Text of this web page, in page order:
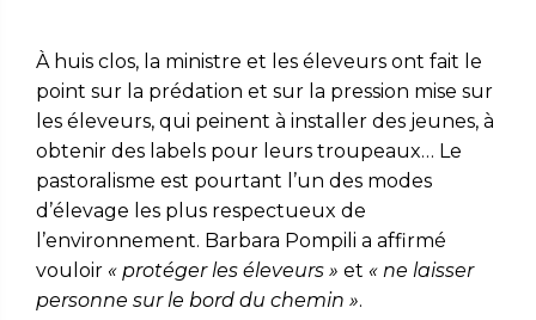
À huis clos, la ministre et les éleveurs ont fait le
point sur la prédation et sur la pression mise sur
les éleveurs, qui peinent à installer des jeunes, à
obtenir des labels pour leurs troupeaux… Le
pastoralisme est pourtant l’un des modes
d’élevage les plus respectueux de
l’environnement. Barbara Pompili a affirmé
vouloir « protéger les éleveurs » et « ne laisser
personne sur le bord du chemin ».